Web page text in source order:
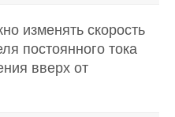
изменять скорость
постоянного тока
вверх от